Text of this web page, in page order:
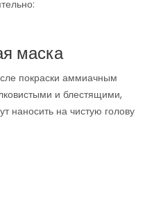
маска
покраски аммиачным
и блестящими,
наносить на чистую голову